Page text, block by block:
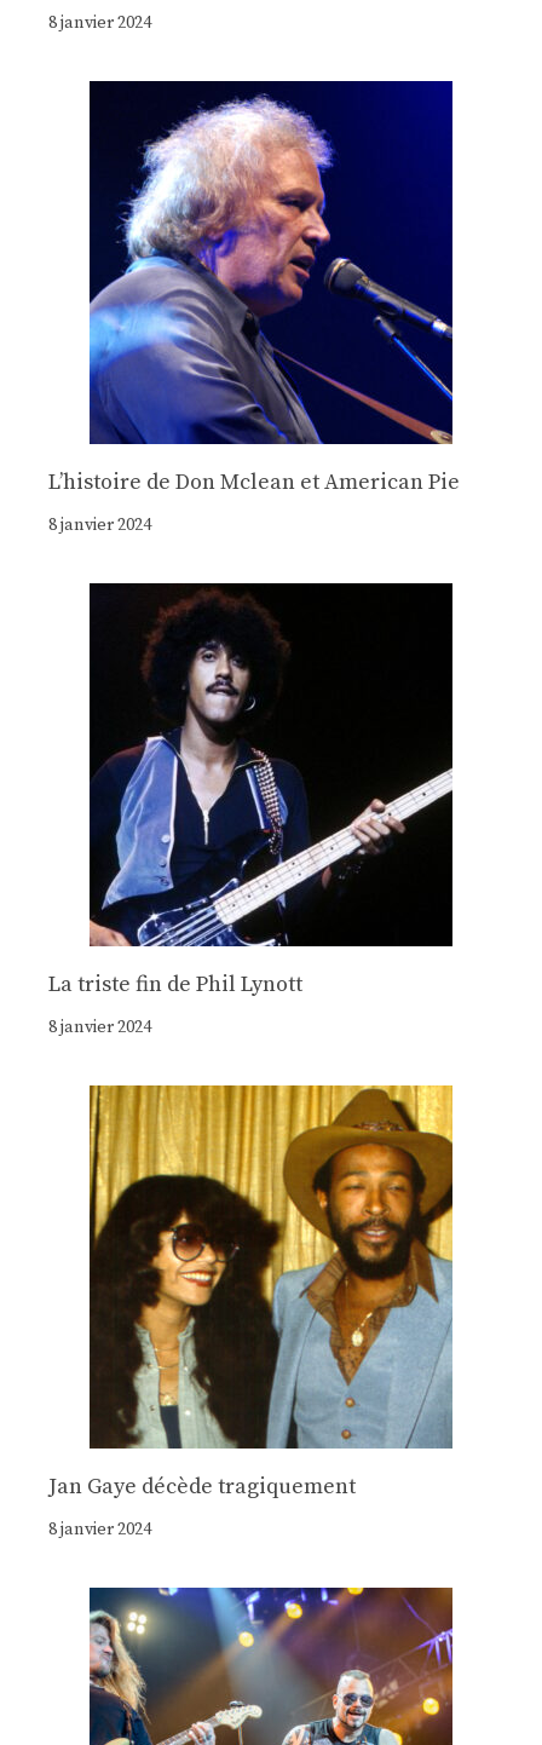
8 janvier 2024
Lʼhistoire de Don Mclean et American Pie
8 janvier 2024
La triste fin de Phil Lynott
8 janvier 2024
Jan Gaye décède tragiquement
8 janvier 2024